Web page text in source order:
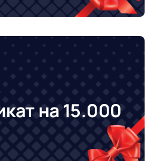
на 15.000